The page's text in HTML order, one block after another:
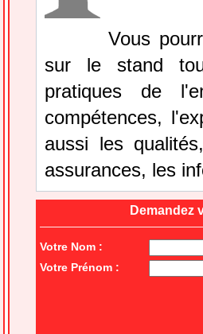
Vous
sur le stand
pratiques de
compétences,
aussi les
assurances, les
Demandez
Votre Nom :
Votre Prénom :